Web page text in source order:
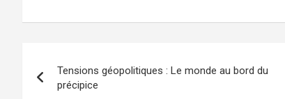
de
Tensions géopolitiques : Le monde au bord du
précipice